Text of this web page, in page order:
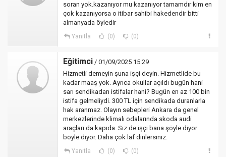
soran yok.kazanıyor mu kazanıyor tamamdır kim en
çok kazanıyorsa o itibar sahibi hakedendir bitti
almanyada öyledir
Yanıtla (0) (0)
Eğitimci / 01/09/2025 15:29
Hizmetli demeyin şuna işçi deyin. Hizmetlide bu
kadar maaş yok. Ayrıca okullar açıldı bugün hani
sarı sendikadan istifalar hani? Bugün en az 100 bin
istifa gelmeliydi. 300 TL için sendikada duranlarla
hak aranmaz. Olayın sebepleri Ankara da genel
merkezlerinde klimalı odalarında skoda audi
araçları da kapıda. Siz de işçi bana şöyle diyor
böyle diyor. Daha çok laf dinlersiniz.
Yanıtla (0) (0)